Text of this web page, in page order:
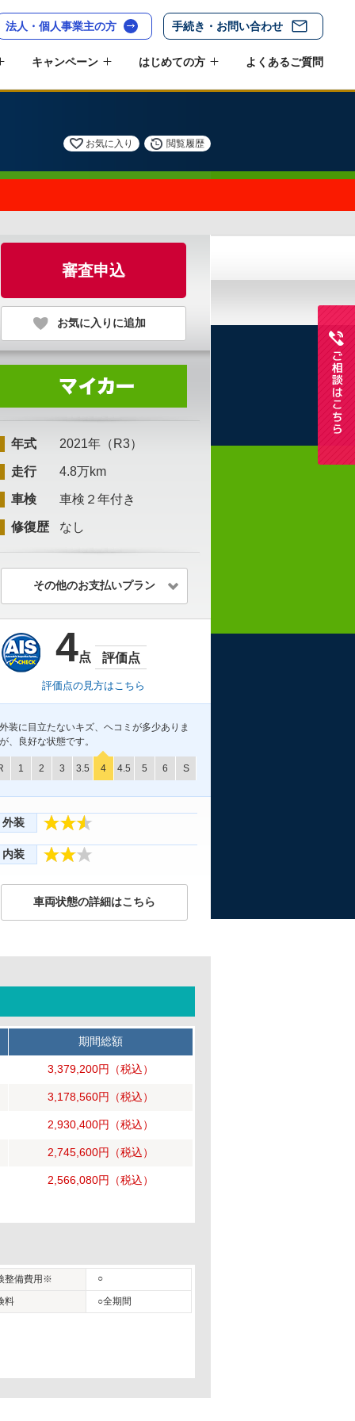
法人・個人事業主の方 手続き・お問い合わせ
キャンペーン はじめての方 よくあるご質問
お気に入り 閲覧履歴
審査申込
お気に入りに追加
年式 2021年（R3）
走行 4.8万km
車検 車検２年付き
修復歴 なし
その他のお支払いプラン
4点 評価点
評価点の見方はこちら
装に目立たないキズ、ヘコミが多少ありま
、良好な状態です。
1 2 3 3.5 4 4.5 5 6 S
外装
内装
車両状態の詳細はこちら
期間総額
3,379,200円 （税込）
3,178,560円 （税込）
2,930,400円 （税込）
2,745,600円 （税込）
2,566,080円 （税込）
整備費用※ ○
料
○全期間